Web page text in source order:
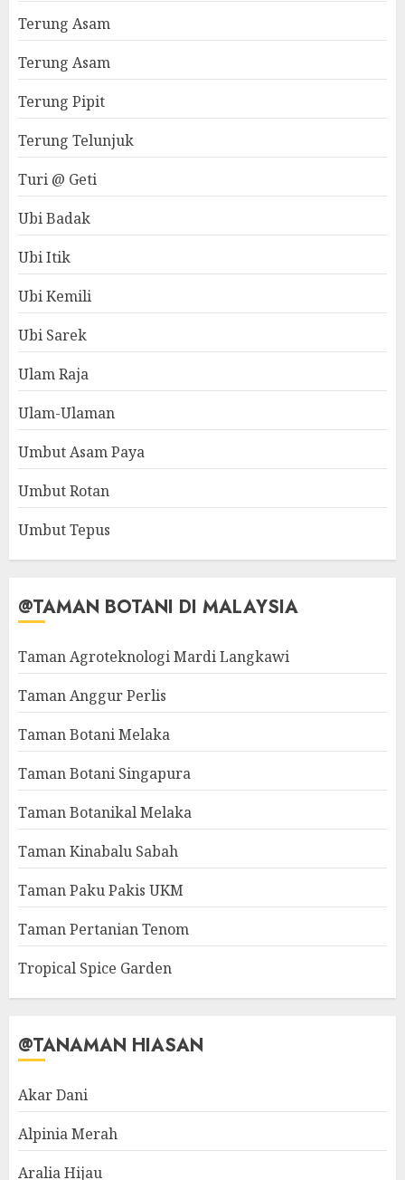
Terung Asam
Terung Asam
Terung Pipit
Terung Telunjuk
Turi @ Geti
Ubi Badak
Ubi Itik
Ubi Kemili
Ubi Sarek
Ulam Raja
Ulam-Ulaman
Umbut Asam Paya
Umbut Rotan
Umbut Tepus
@TAMAN BOTANI DI MALAYSIA
Taman Agroteknologi Mardi Langkawi
Taman Anggur Perlis
Taman Botani Melaka
Taman Botani Singapura
Taman Botanikal Melaka
Taman Kinabalu Sabah
Taman Paku Pakis UKM
Taman Pertanian Tenom
Tropical Spice Garden
@TANAMAN HIASAN
Akar Dani
Alpinia Merah
Aralia Hijau